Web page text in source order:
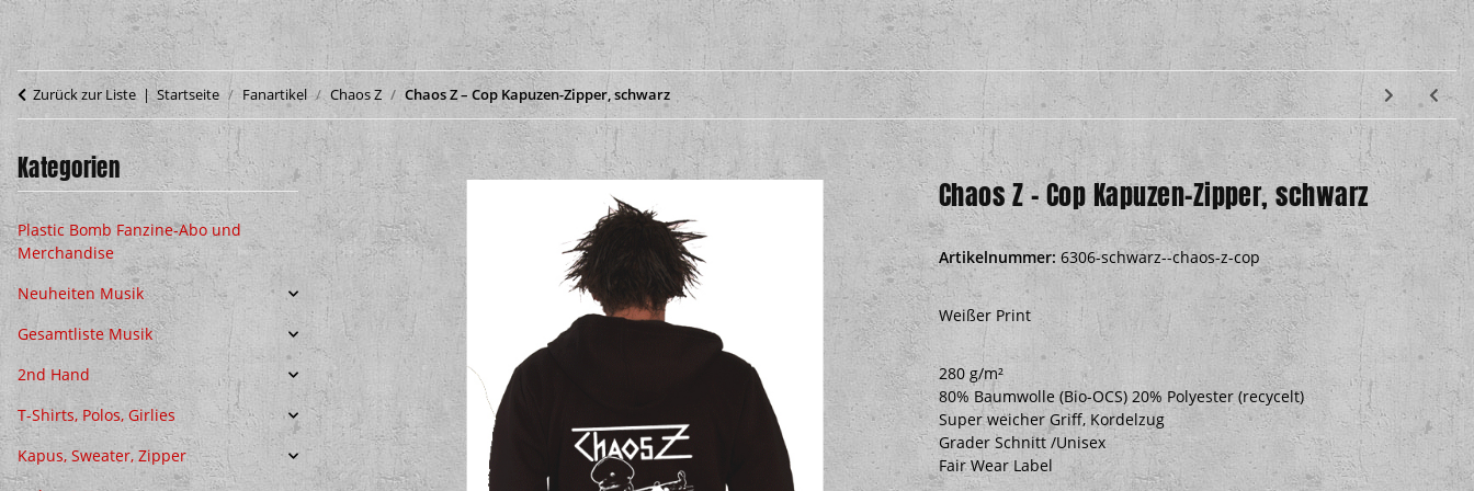
Zurück zur Liste Startseite Fanartikel Chaos Z Chaos Z – Cop Kapuzen-Zipper, schwarz
Chaos Z – Cop Kapuzen-Zipper, schwarz
Artikelnummer: 6306-schwarz--chaos-z-cop
Weißer Print
280 g/m²
80% Baumwolle (Bio-OCS) 20% Polyester (recycelt)
Super weicher Griff, Kordelzug
Grader Schnitt /Unisex
Fair Wear Label
Kategorien
Plastic Bomb Fanzine-Abo und
Merchandise
Neuheiten Musik
Gesamtliste Musik
2nd Hand
T-Shirts, Polos, Girlies
Kapus, Sweater, Zipper